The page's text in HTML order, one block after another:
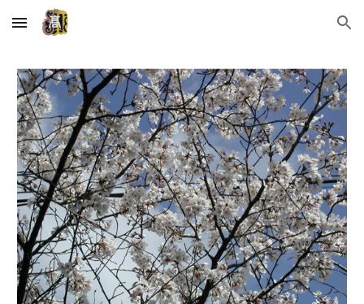
Skip to main content Skip to navigation